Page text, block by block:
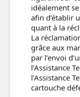
idéalement
afin d’établir
quant à la
La
grâce aux
par l’envoi
l’Assistance
l’Assistance
cartouche